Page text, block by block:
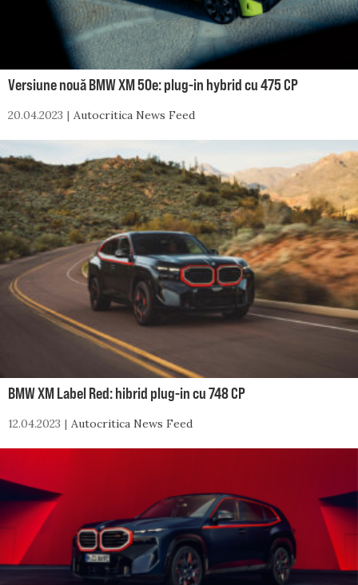
Versiune nouă BMW XM 50e: plug-in hybrid cu 475 CP
20.04.2023 Autocritica News Feed
BMW XM Label Red: hibrid plug-in cu 748 CP
12.04.2023 Autocritica News Feed